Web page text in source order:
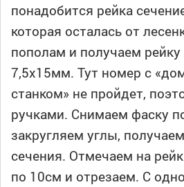
понадобится рейка
которая осталась от
пополам и получаем
7,5х15мм. Тут номер с
станком» не пройдет,
ручками. Снимаем фаску
закругляем углы,
сечения. Отмечаем на
по 10см и отрезаем. С